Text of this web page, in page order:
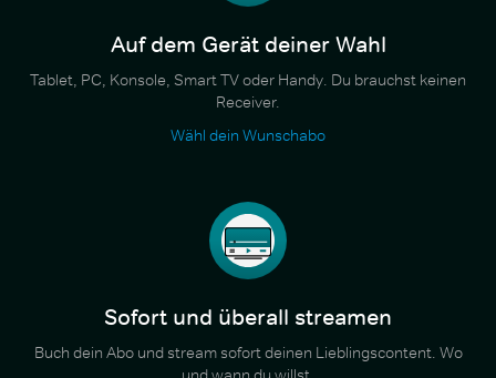
Auf dem Gerät deiner Wahl
Tablet, PC, Konsole, Smart TV oder Handy. Du brauchst keinen
Receiver.
Wähl dein Wunschabo
Sofort und überall streamen
Buch dein Abo und stream sofort deinen Lieblingscontent. Wo